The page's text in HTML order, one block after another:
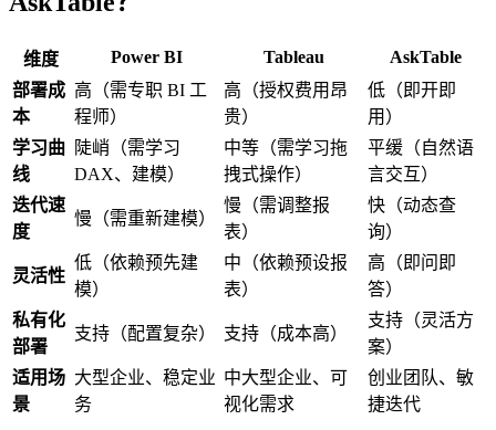
维度 Power BI Tableau
AskTable
部署成
本
高（需专职 BI 工
程师）
高（授权费用昂
贵）
低（即开即
用）
学习曲
线
陡峭（需学习
DAX、建模）
中等（需学习拖
拽式操作）
平缓（自然语
言交互）
迭代速
度
慢（需重新建模）
慢（需调整报
表）
快（动态查
询）
灵活性
低（依赖预先建
模）
中（依赖预设报
表）
高（即问即
答）
私有化
部署
支持（配置复杂） 支持（成本高）
支持（灵活方
案）
适用场
景
大型企业、稳定业
务
中大型企业、可
视化需求
创业团队、敏
捷迭代